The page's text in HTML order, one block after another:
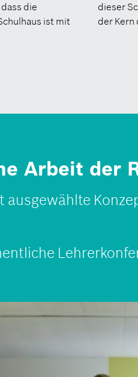
die
ist mit
dieser
der Kern
Arbeit der